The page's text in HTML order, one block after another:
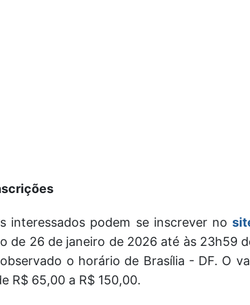
interessados podem se inscrever no
de 26 de janeiro de 2026 até às 23h59
o horário de Brasília - DF. O
R$ 65,00 a R$ 150,00.